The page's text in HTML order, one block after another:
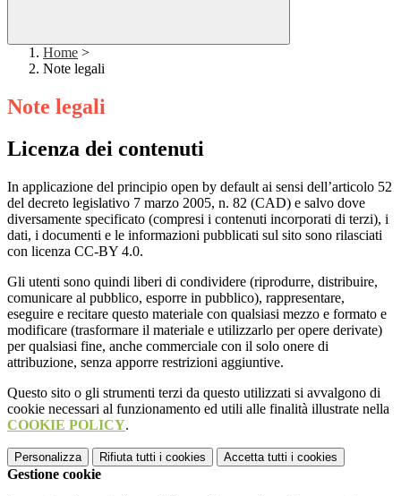
Home >
Note legali
Note legali
Licenza dei contenuti
In applicazione del principio open by default ai sensi dell’articolo 52
del decreto legislativo 7 marzo 2005, n. 82 (CAD) e salvo dove
diversamente specificato (compresi i contenuti incorporati di terzi), i
dati, i documenti e le informazioni pubblicati sul sito sono rilasciati
con licenza CC-BY 4.0.
Gli utenti sono quindi liberi di condividere (riprodurre, distribuire,
comunicare al pubblico, esporre in pubblico), rappresentare,
eseguire e recitare questo materiale con qualsiasi mezzo e formato e
modificare (trasformare il materiale e utilizzarlo per opere derivate)
per qualsiasi fine, anche commerciale con il solo onere di
attribuzione, senza apporre restrizioni aggiuntive.
Questo sito o gli strumenti terzi da questo utilizzati si avvalgono di
cookie necessari al funzionamento ed utili alle finalità illustrate nella
COOKIE POLICY.
Personalizza Rifiuta tutti i cookies Accetta tutti i cookies
Gestione cookie